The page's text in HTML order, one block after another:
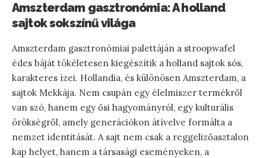
Amszterdam gasztronómia: A holland
sajtok sokszínű világa
Amszterdam gasztronómiai palettáján a stroopwafel
édes báját tökéletesen kiegészítik a holland sajtok sós,
karakteres ízei. Hollandia, és különösen Amszterdam, a
sajtok Mekkája. Nem csupán egy élelmiszer termékről
van szó, hanem egy ősi hagyományról, egy kulturális
örökségről, amely generációkon átívelve formálta a
nemzet identitását. A sajt nem csak a reggelizőasztalon
kap helyet, hanem a társasági eseményeken, a